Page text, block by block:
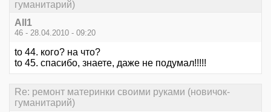
гуманитарий)
All1
46 - 28.04.2010 - 09:20
to 44. кого? на что?
to 45. спасибо, знаете, даже не подумал!!!!!
Re: ремонт материнки своими руками (новичок-
гуманитарий)